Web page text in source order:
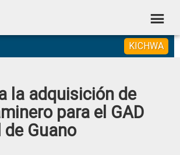
KICHWA
la adquisición de
para el GAD
Guano